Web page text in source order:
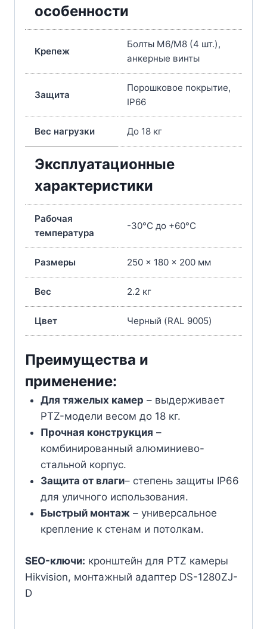
особенности
Крепеж
Болты M6/M8 (4 шт.),
анкерные винты
Защита
Порошковое покрытие,
IP66
Вес нагрузки До 18 кг
Эксплуатационные
характеристики
Рабочая
температура
-30°C до +60°C
Размеры 250 × 180 × 200 мм
Вес 2.2 кг
Цвет Черный (RAL 9005)
Преимущества и
применение:
Для тяжелых камер – выдерживает
PTZ-модели весом до 18 кг.
Прочная конструкция –
комбинированный алюминиево-
стальной корпус.
Защита от влаги– степень защиты IP66
для уличного использования.
Быстрый монтаж– универсальное
крепление к стенам и потолкам.
SEO-ключи: кронштейн для PTZ камеры
Hikvision, монтажный адаптер DS-1280ZJ-
D